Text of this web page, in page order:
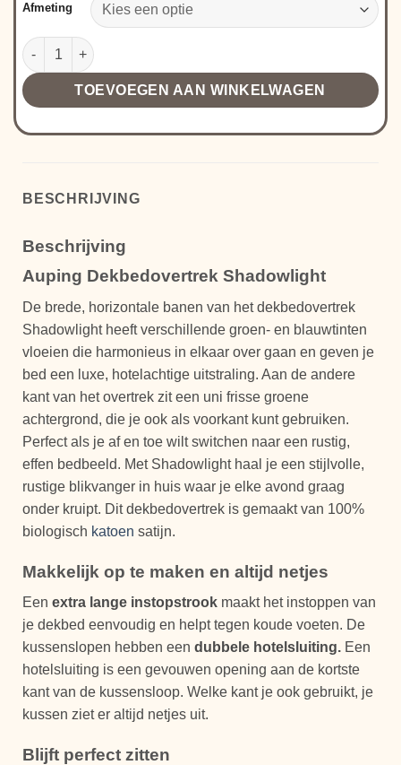
Afmeting
Auping Dekbedovertrek Shadowlight aantal
TOEVOEGEN AAN WINKELWAGEN
BESCHRIJVING
Beschrijving
Auping Dekbedovertrek Shadowlight
De brede, horizontale banen van het dekbedovertrek
Shadowlight heeft verschillende groen- en blauwtinten
vloeien die harmonieus in elkaar over gaan en geven je
bed een luxe, hotelachtige uitstraling. Aan de andere
kant van het overtrek zit een uni frisse groene
achtergrond, die je ook als voorkant kunt gebruiken.
Perfect als je af en toe wilt switchen naar een rustig,
effen bedbeeld. Met Shadowlight haal je een stijlvolle,
rustige blikvanger in huis waar je elke avond graag
onder kruipt. Dit dekbedovertrek is gemaakt van 100%
biologisch katoen satijn.
Makkelijk op te maken en altijd netjes
Een extra lange instopstrook maakt het instoppen van
je dekbed eenvoudig en helpt tegen koude voeten. De
kussenslopen hebben een dubbele hotelsluiting. Een
hotelsluiting is een gevouwen opening aan de kortste
kant van de kussensloop. Welke kant je ook gebruikt, je
kussen ziet er altijd netjes uit.
Blijft perfect zitten